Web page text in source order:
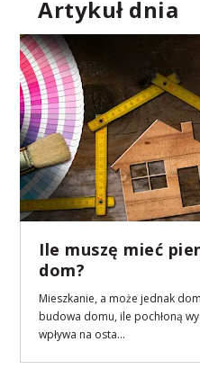
Artykuł dnia
Ile muszę mieć
dom?
Mieszkanie, a może jednak
budowa domu, ile pochłoną
wpływa na osta...